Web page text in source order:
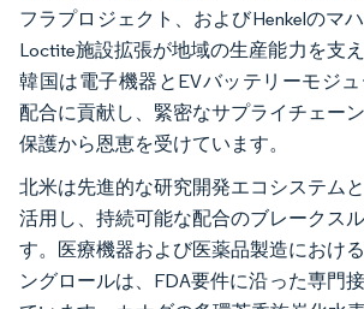
フラプロジェクト、およびHenkelのマ
Loctite施設拡張が地域の生産能力を支
韓国は電子機器とEVバッテリーモジ
配合に貢献し、緊密なサプライチェー
保護から恩恵を受けています。
北米は先進的な研究開発エコシステム
活用し、持続可能な配合のブレークス
す。医療機器および医薬品製造におけ
ングロールは、FDA要件に沿った専門